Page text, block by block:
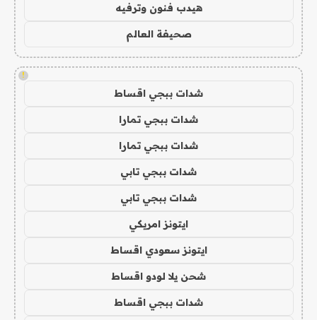
هيدب فنون وترفيه
صحيفة العالم
!
شدات ببجي اقساط
شدات ببجي تمارا
شدات ببجي تمارا
شدات ببجي تابي
شدات ببجي تابي
ايتونز امريكي
ايتونز سعودي اقساط
شحن يلا لودو اقساط
شدات ببجي اقساط